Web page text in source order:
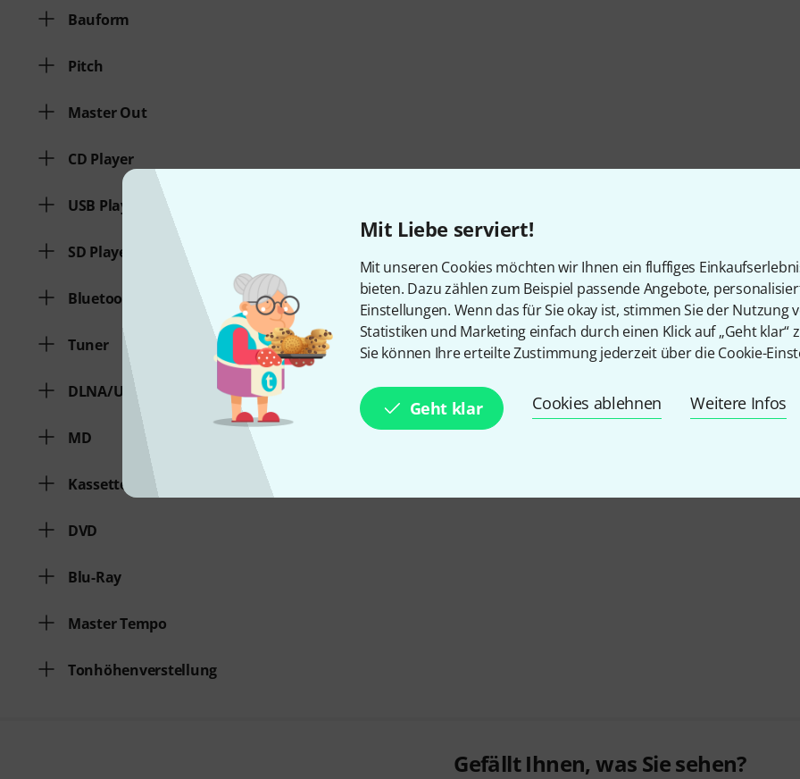
Mit Liebe serviert!
Mit unseren Cookies möchten wir Ihnen ein fluffiges
bieten. Dazu zählen zum Beispiel passende Angebote,
Einstellungen. Wenn das für Sie okay ist, stimmen Sie der Nutzung
Statistiken und Marketing einfach durch einen Klick auf „Geht klar“
Sie können Ihre erteilte Zustimmung jederzeit über die Cookie-
Geht klar Cookies ablehnen Weitere Infos
Bauform
Pitch
Master Out
CD Player
USB Player
SD Player
Bluetooth
Tuner
DLNA/UPNP
MD
Kassette
DVD
Blu-Ray
Master Tempo
Tonhöhenverstellung
Gefällt Ihnen, was Sie sehen?